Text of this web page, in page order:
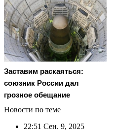
Заставим раскаяться:
союзник России дал
грозное обещание
Новости по теме
22:51 Сен. 9, 2025